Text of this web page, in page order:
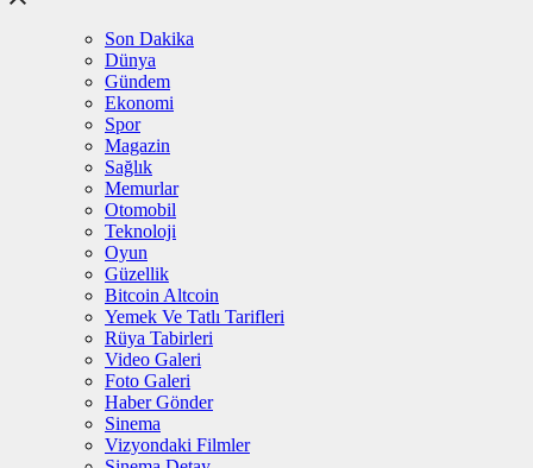
Son Dakika
Dünya
Gündem
Ekonomi
Spor
Magazin
Sağlık
Memurlar
Otomobil
Teknoloji
Oyun
Güzellik
Bitcoin Altcoin
Yemek Ve Tatlı Tarifleri
Rüya Tabirleri
Video Galeri
Foto Galeri
Haber Gönder
Sinema
Vizyondaki Filmler